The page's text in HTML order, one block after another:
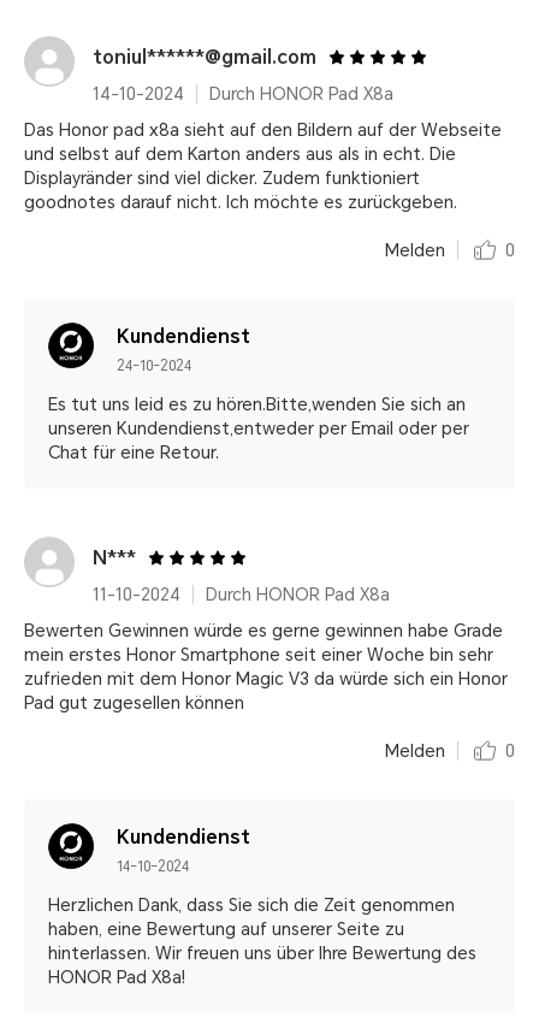
toniul******@gmail.com
14-10-2024
Durch HONOR Pad X8a
Das Honor pad x8a sieht auf den Bildern auf der Webseite
und selbst auf dem Karton anders aus als in echt. Die
Displayränder sind viel dicker. Zudem funktioniert
goodnotes darauf nicht. Ich möchte es zurückgeben.
Melden 0
Kundendienst
24-10-2024
Es tut uns leid es zu hören.Bitte,wenden Sie sich an
unseren Kundendienst,entweder per Email oder per
Chat für eine Retour.
N***
11-10-2024
Durch HONOR Pad X8a
Bewerten Gewinnen würde es gerne gewinnen habe Grade
mein erstes Honor Smartphone seit einer Woche bin sehr
zufrieden mit dem Honor Magic V3 da würde sich ein Honor
Pad gut zugesellen können
Melden 0
Kundendienst
14-10-2024
Herzlichen Dank, dass Sie sich die Zeit genommen
haben, eine Bewertung auf unserer Seite zu
hinterlassen. Wir freuen uns über Ihre Bewertung des
HONOR Pad X8a!